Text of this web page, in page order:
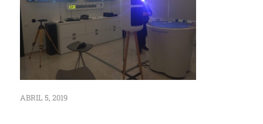
ABRIL 5, 2019